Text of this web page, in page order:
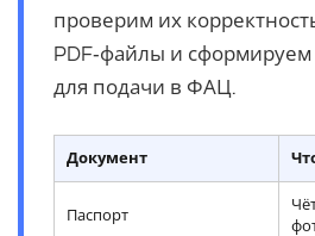
проверим их
PDF‑файлы и
для подачи в ФАЦ.
Документ
Паспорт